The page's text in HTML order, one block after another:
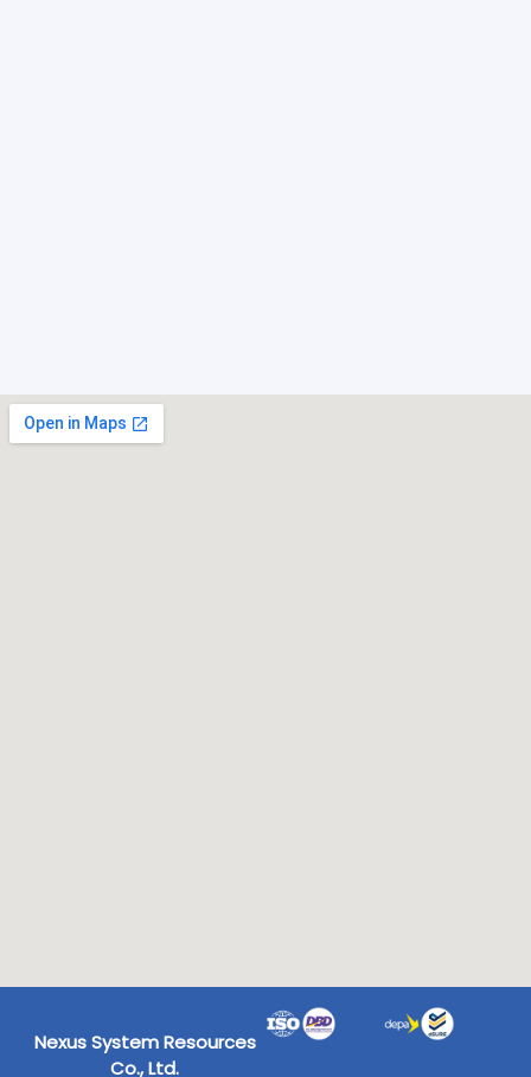
Nexus System Resources
Co., Ltd.